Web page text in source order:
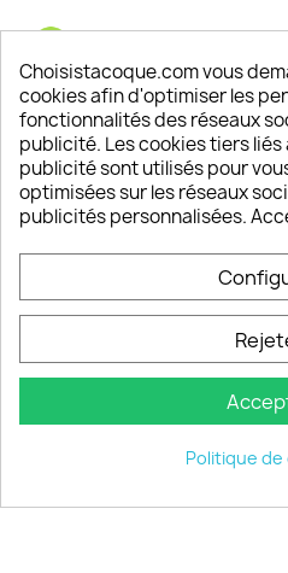
Satisfaction de nos
Depuis 2009, entre
sont satisfaits de nos produits
Un SAV à votre
Notre SAV est
© 2026 - choisistacoque.com
Choisistacoque.com vous
cookies afin d'optimiser les
fonctionnalités des réseaux
publicité. Les cookies tiers liés
publicité sont utilisés pour
optimisées sur les réseaux
publicités personnalisées.
Politique